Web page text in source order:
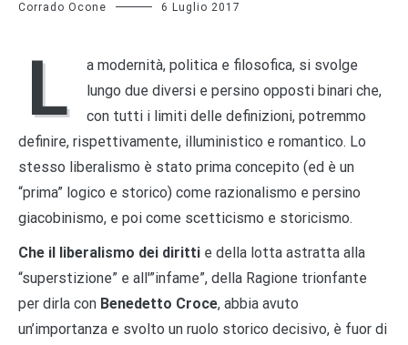
Corrado Ocone 6 Luglio 2017
L
a modernità, politica e filosofica, si svolge
lungo due diversi e persino opposti binari che,
con tutti i limiti delle definizioni, potremmo
definire, rispettivamente, illuministico e romantico. Lo
stesso liberalismo è stato prima concepito (ed è un
“prima” logico e storico) come razionalismo e persino
giacobinismo, e poi come scetticismo e storicismo.
Che il liberalismo dei diritti e della lotta astratta alla
“superstizione” e all'”infame”, della Ragione trionfante
per dirla con Benedetto Croce, abbia avuto
un’importanza e svolto un ruolo storico decisivo, è fuor di